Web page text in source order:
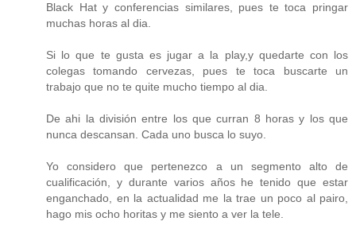
Black Hat y conferencias similares, pues te toca pringar
muchas horas al dia.
Si lo que te gusta es jugar a la play,y quedarte con los
colegas tomando cervezas, pues te toca buscarte un
trabajo que no te quite mucho tiempo al dia.
De ahi la división entre los que curran 8 horas y los que
nunca descansan. Cada uno busca lo suyo.
Yo considero que pertenezco a un segmento alto de
cualificación, y durante varios años he tenido que estar
enganchado, en la actualidad me la trae un poco al pairo,
hago mis ocho horitas y me siento a ver la tele.